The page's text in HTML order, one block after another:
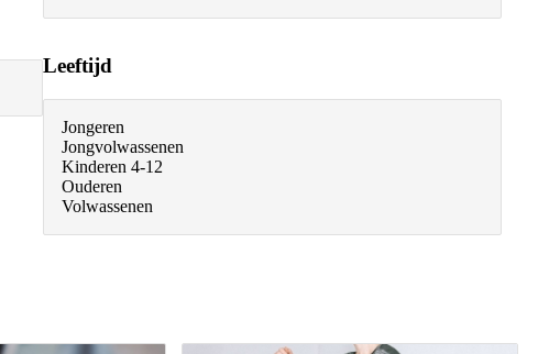
Leeftijd
Jongeren
Jongvolwassenen
Kinderen 4-12
Ouderen
Volwassenen